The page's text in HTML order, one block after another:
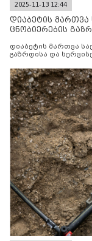
2025-11-13 12:44
დიაბეტის
ცნობიერების
დიაბეტის მართვა
გაზრდისა და